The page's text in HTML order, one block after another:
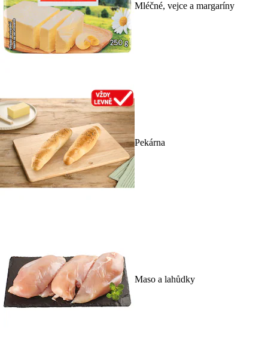
Mléčné, vejce a margaríny
Pekárna
Maso a lahůdky